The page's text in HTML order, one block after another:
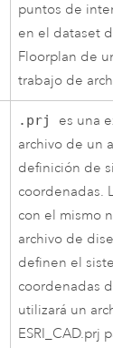
puntos de
en el dataset
Floorplan de
trabajo de
.prj es una
archivo de un
definición de
coordenadas.
con el mismo
archivo de
definen el
coordenadas
utilizará un
ESRI_CAD.prj